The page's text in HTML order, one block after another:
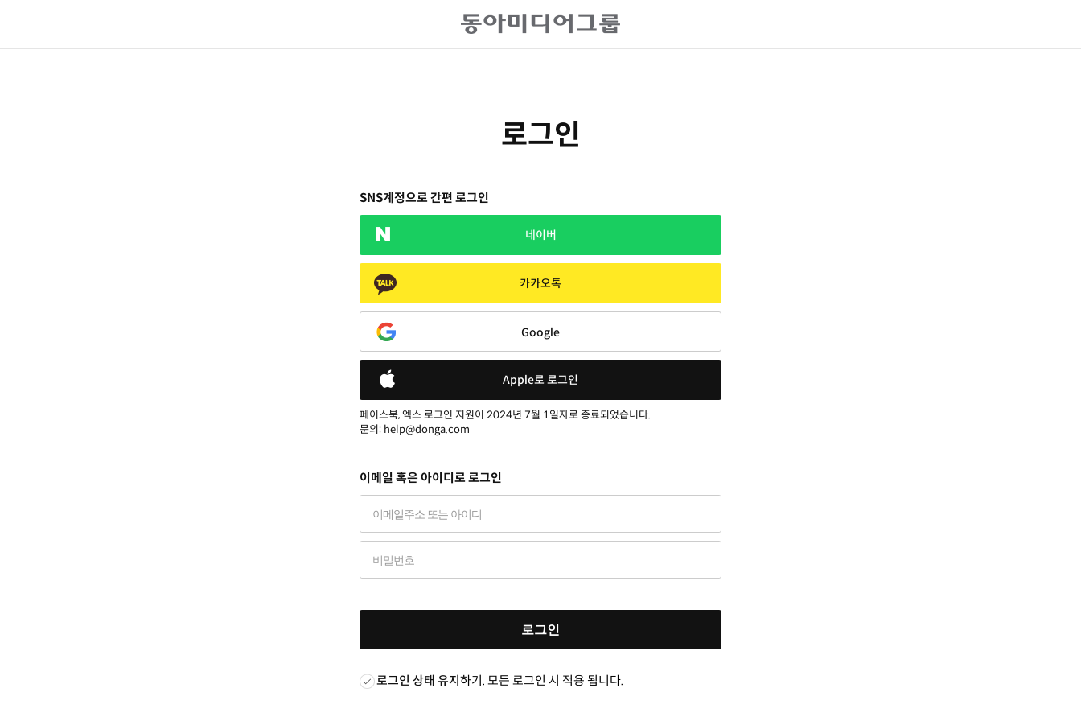
로그인
SNS계정으로 간편 로그인
네이버
카카오톡
Google
Apple로 로그인
페이스북, 엑스 로그인 지원이 2024년 7월 1일자로 종료되었습니다.
문의: help@donga.com
이메일 혹은 아이디로 로그인
로그인
로그인 상태 유지하기. 모든 로그인 시 적용 됩니다.